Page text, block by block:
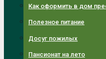
Как оформить в дом
Полезное питание
Досуг пожилых
Пансионат на лето